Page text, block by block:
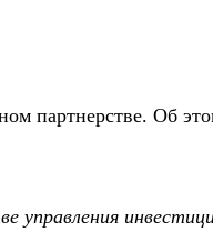
партнерстве. Об
управления